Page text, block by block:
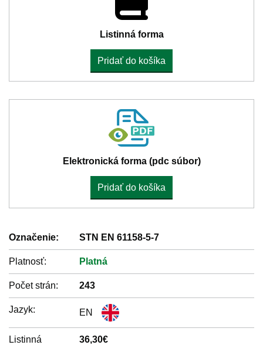
Listinná forma
Pridať do košíka
Elektronická forma (pdc súbor)
Pridať do košíka
Označenie: STN EN 61158-5-7
Platnosť: Platná
Počet strán: 243
Jazyk: EN
Listinná
36,30€